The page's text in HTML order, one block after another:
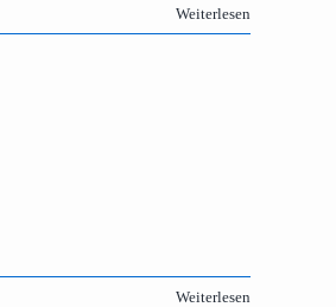
Weiterlesen
Weiterlesen